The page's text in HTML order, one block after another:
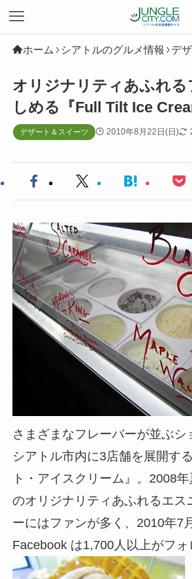
ホーム シアトルのグルメ情報 デ
オリジナリティあふれる
しめる『Full Tilt Ice
デザート＆スイーツ 2010年8月22日(日)
さまざまなフレーバーが並ぶシ
シアトル市内に3店舗を展開す
ト・アイスクリーム』。2008
のオリジナリティあふれるエス
ーにはファンが多く、2010年7
Facebook は1,700人以上がフォ